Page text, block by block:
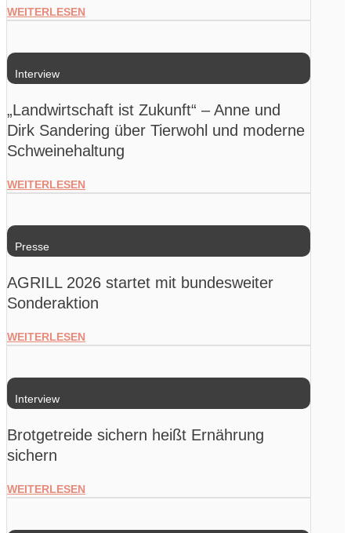
WEITERLESEN
Interview
„Landwirtschaft ist Zukunft“ – Anne und
Dirk Sandering über Tierwohl und moderne
Schweinehaltung
WEITERLESEN
Presse
AGRILL 2026 startet mit bundesweiter
Sonderaktion
WEITERLESEN
Interview
Brotgetreide sichern heißt Ernährung
sichern
WEITERLESEN